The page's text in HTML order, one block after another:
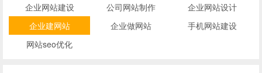
企业网站建设 公司网站制作
企业网站设计
企业建网站
企业做网站
手机网站建设
网站seo优化